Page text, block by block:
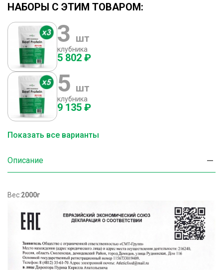
НАБОРЫ С ЭТИМ ТОВАРОМ:
3 шт
клубника
5 802 ₽
5 шт
клубника
9 135 ₽
Показать все варианты
Описание
Вес:2000г